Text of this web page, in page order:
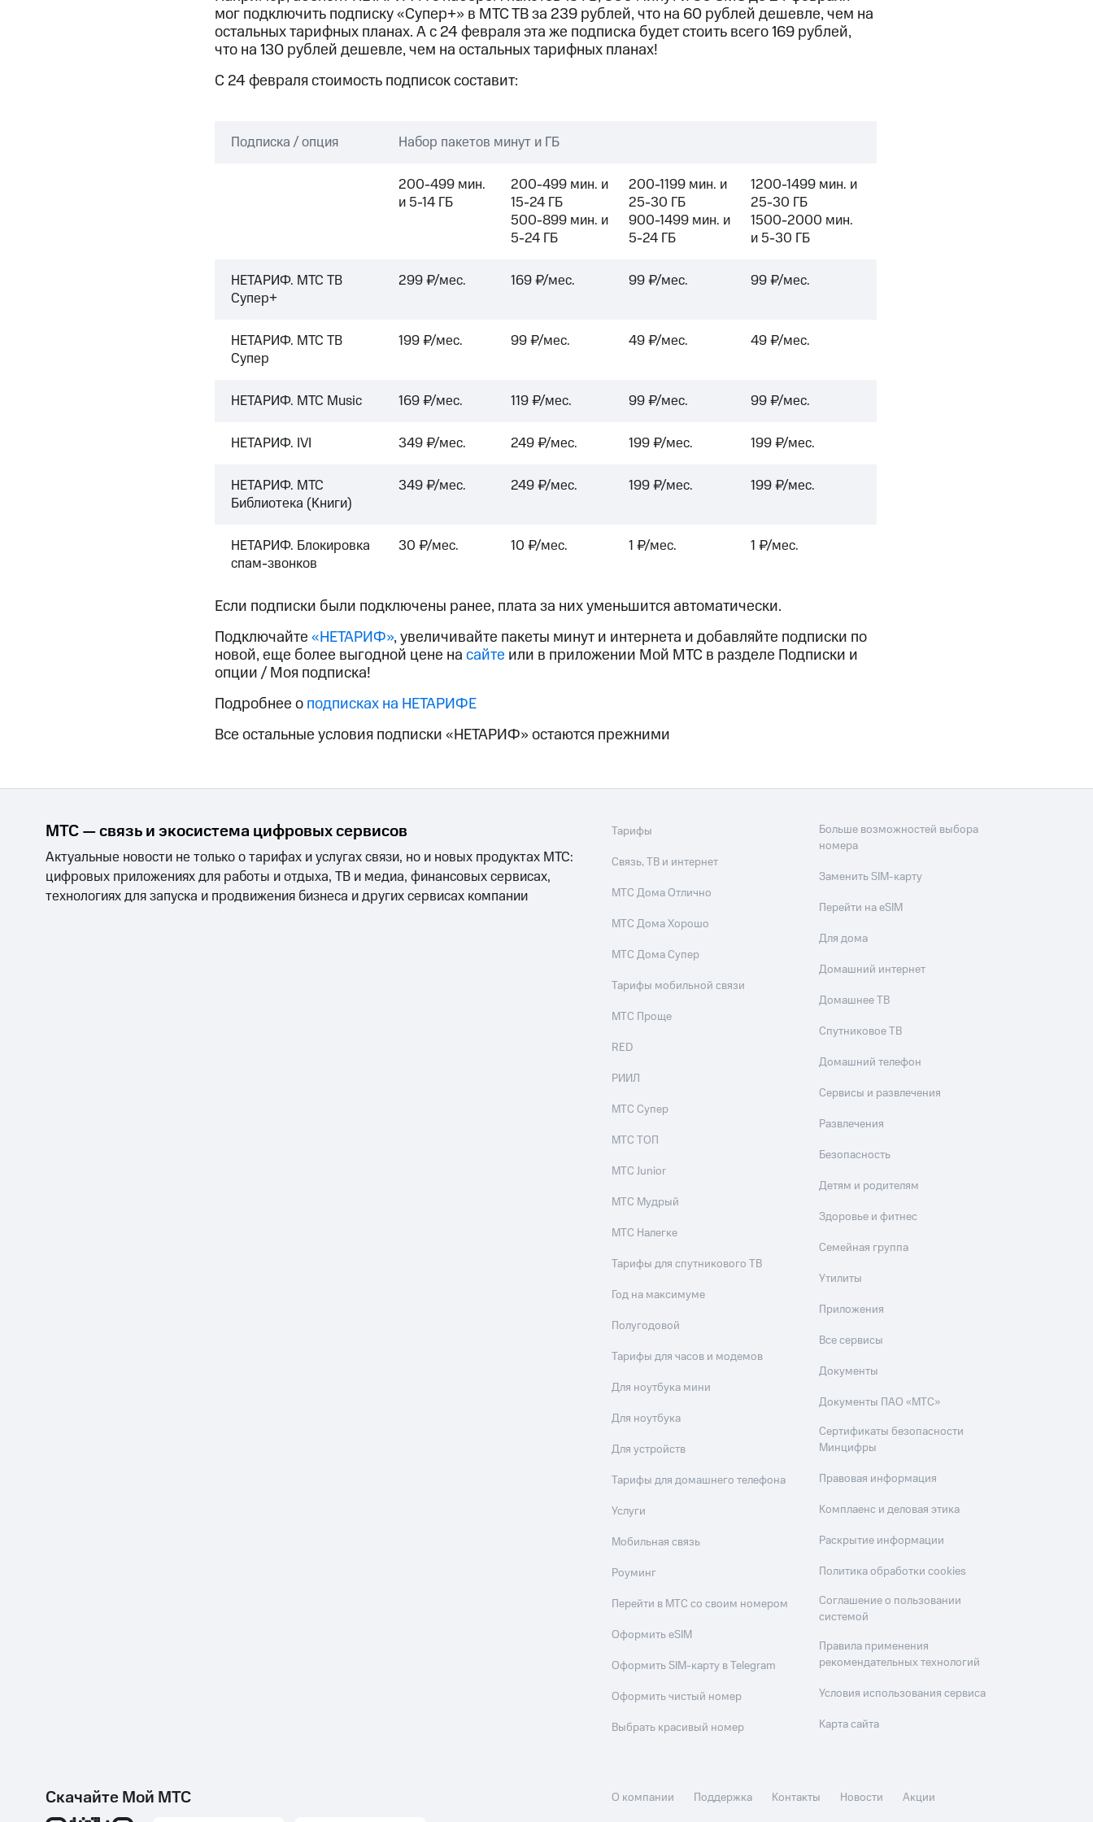
Наушники и колонкиУмные часы и трекерыУмный домПланшеты Акции и скидки Все товары
МТС Накопления
Откладывайте деньги и получайте доход 15%
Условия пополнения
Скидка 30% на связь
Тарифы RED, РИИЛ и МТС Супер дешевле при оплате с карты МТС Деньги
мог подключить подписку «Супер+» в МТС ТВ за 239 рублей, что на 60 рублей дешевле, чем на
остальных тарифных планах. А с 24 февраля эта же подписка будет стоить всего 169 рублей,
что на 130 рублей дешевле, чем на остальных тарифных планах!
С 24 февраля стоимость подписок составит:
Подписка / опция Набор пакетов минут и ГБ
200-499 мин.
и 5-14 ГБ
200-499 мин. и
15-24 ГБ
500-899 мин. и
5-24 ГБ
200-1199 мин. и
25-30 ГБ
900-1499 мин. и
5-24 ГБ
1200-1499 мин. и
25-30 ГБ
1500-2000 мин.
и 5-30 ГБ
НЕТАРИФ. МТС ТВ
Супер+
299 ₽/мес. 169 ₽/мес. 99 ₽/мес. 99 ₽/мес.
НЕТАРИФ. МТС ТВ
Супер
199 ₽/мес. 99 ₽/мес. 49 ₽/мес. 49 ₽/мес.
НЕТАРИФ. МТС Music 169 ₽/мес. 119 ₽/мес. 99 ₽/мес. 99 ₽/мес.
НЕТАРИФ. IVI 349 ₽/мес. 249 ₽/мес. 199 ₽/мес. 199 ₽/мес.
НЕТАРИФ. МТС
Библиотека (Книги)
349 ₽/мес. 249 ₽/мес. 199 ₽/мес. 199 ₽/мес.
НЕТАРИФ. Блокировка
спам-звонков
30 ₽/мес. 10 ₽/мес. 1 ₽/мес. 1 ₽/мес.
Если подписки были подключены ранее, плата за них уменьшится автоматически.
Подключайте«НЕТАРИФ», увеличивайте пакеты минут и интернета и добавляйте подписки по
новой, еще более выгодной цене насайте или в приложении Мой МТС в разделе Подписки и
опции / Моя подписка!
Подробнее оподписках на НЕТАРИФЕ
Все остальные условия подписки «НЕТАРИФ» остаются прежними
МТС — связь и экосистема цифровых сервисов
Актуальные новости не только о тарифах и услугах связи, но и новых продуктах МТС:
цифровых приложениях для работы и отдыха, ТВ и медиа, финансовых сервисах,
технологиях для запуска и продвижения бизнеса и других сервисах компании
Тарифы
Связь, ТВ и интернет
МТС Дома Отлично
МТС Дома Хорошо
МТС Дома Супер
Тарифы мобильной связи
МТС Проще
RED
РИИЛ
МТС Супер
МТС ТОП
МТС Junior
МТС Мудрый
МТС Налегке
Тарифы для спутникового ТВ
Год на максимуме
Полугодовой
Тарифы для часов и модемов
Для ноутбука мини
Для ноутбука
Для устройств
Тарифы для домашнего телефона
Услуги
Мобильная связь
Роуминг
Перейти в МТС со своим номером
Оформить eSIM
Оформить SIM-карту в Telegram
Оформить чистый номер
Выбрать красивый номер
Больше возможностей выбора
номера
Заменить SIM-карту
Перейти на eSIM
Для дома
Домашний интернет
Домашнее ТВ
Спутниковое ТВ
Домашний телефон
Сервисы и развлечения
Развлечения
Безопасность
Детям и родителям
Здоровье и фитнес
Семейная группа
Утилиты
Приложения
Все сервисы
Документы
Документы ПАО «МТС»
Сертификаты безопасности
Минцифры
Правовая информация
Комплаенс и деловая этика
Раскрытие информации
Политика обработки cookies
Соглашение о пользовании
системой
Правила применения
рекомендательных технологий
Условия использования сервиса
Карта сайта
Скачайте Мой МТС О компании Поддержка Контакты Новости
Акции